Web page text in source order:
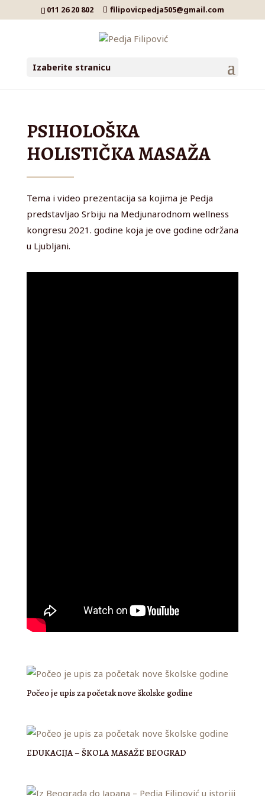
011 26 20 802 filipovicpedja505@gmail.com
Izaberite stranicu
PSIHOLOŠKA
HOLISTIČKA MASAŽA
Tema i video prezentacija sa kojima je Pedja
predstavljao Srbiju na Medjunarodnom wellness
kongresu 2021. godine koja je ove godine održana
u Ljubljani.
Počeo je upis za početak nove školske godine
EDUKACIJA – ŠKOLA MASAŽE BEOGRAD